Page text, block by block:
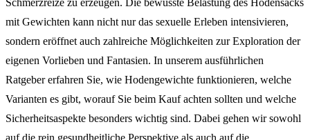
mit Gewichten kann nicht nur das sexuelle Erleben intensivieren,
sondern eröffnet auch zahlreiche Möglichkeiten zur Exploration der
eigenen Vorlieben und Fantasien. In unserem ausführlichen
Ratgeber erfahren Sie, wie Hodengewichte funktionieren, welche
Varianten es gibt, worauf Sie beim Kauf achten sollten und welche
Sicherheitsaspekte besonders wichtig sind. Dabei gehen wir sowohl
auf die rein gesundheitliche Perspektive als auch auf die